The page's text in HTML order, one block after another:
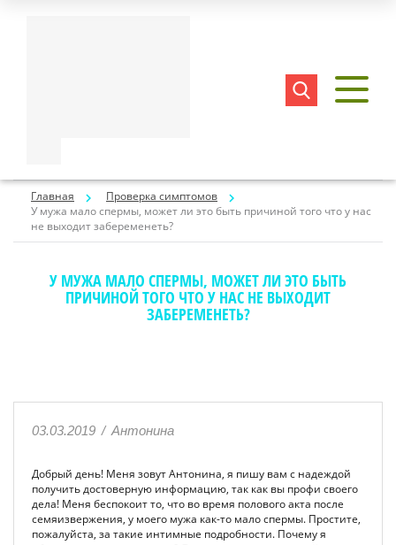
Главная
Проверка симптомов
У мужа мало спермы, может ли это быть причиной того что у нас
не выходит забеременеть?
У МУЖА МАЛО СПЕРМЫ, МОЖЕТ ЛИ ЭТО БЫТЬ
ПРИЧИНОЙ ТОГО ЧТО У НАС НЕ ВЫХОДИТ
ЗАБЕРЕМЕНЕТЬ?
03.03.2019 / Антонина
Добрый день! Меня зовут Антонина, я пишу вам с надеждой
получить достоверную информацию, так как вы профи своего
дела! Меня беспокоит то, что во время полового акта после
семяизвержения, у моего мужа как-то мало спермы. Простите,
пожалуйста, за такие интимные подробности. Почему я